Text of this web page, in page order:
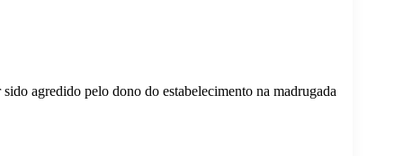
agredido pelo dono do estabelecimento na madrugada